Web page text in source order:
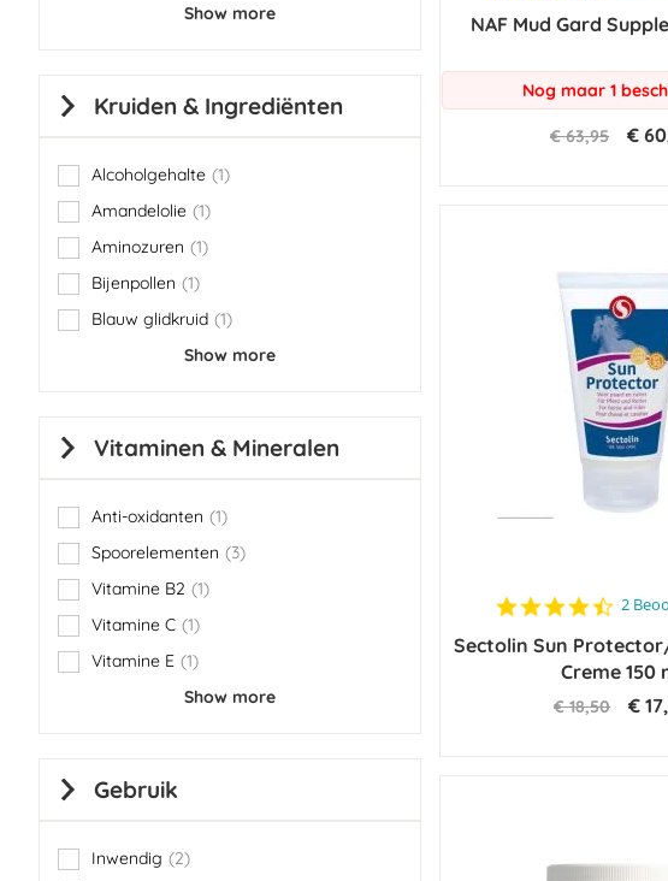
rating
NAF Mud Gard
Nog maar 1
€ 63,95 €
4.5
rating
2
Sectolin Sun
Creme 150
€ 18,50 €
Show more
Kruiden & Ingrediënten
Alcoholgehalte 1
item
Amandelolie 1
item
Aminozuren
1
item
Bijenpollen
1
item
Blauw glidkruid 1
item
Show more
Vitaminen & Mineralen
Anti-oxidanten 1
item
Spoorelementen
3
items
Vitamine B2
1
item
Vitamine C 1
item
Vitamine E 1
item
Show more
Gebruik
Inwendig 2
items